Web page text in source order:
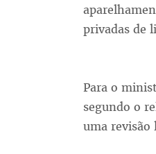
privadas de
Para o
segundo o
uma revisão